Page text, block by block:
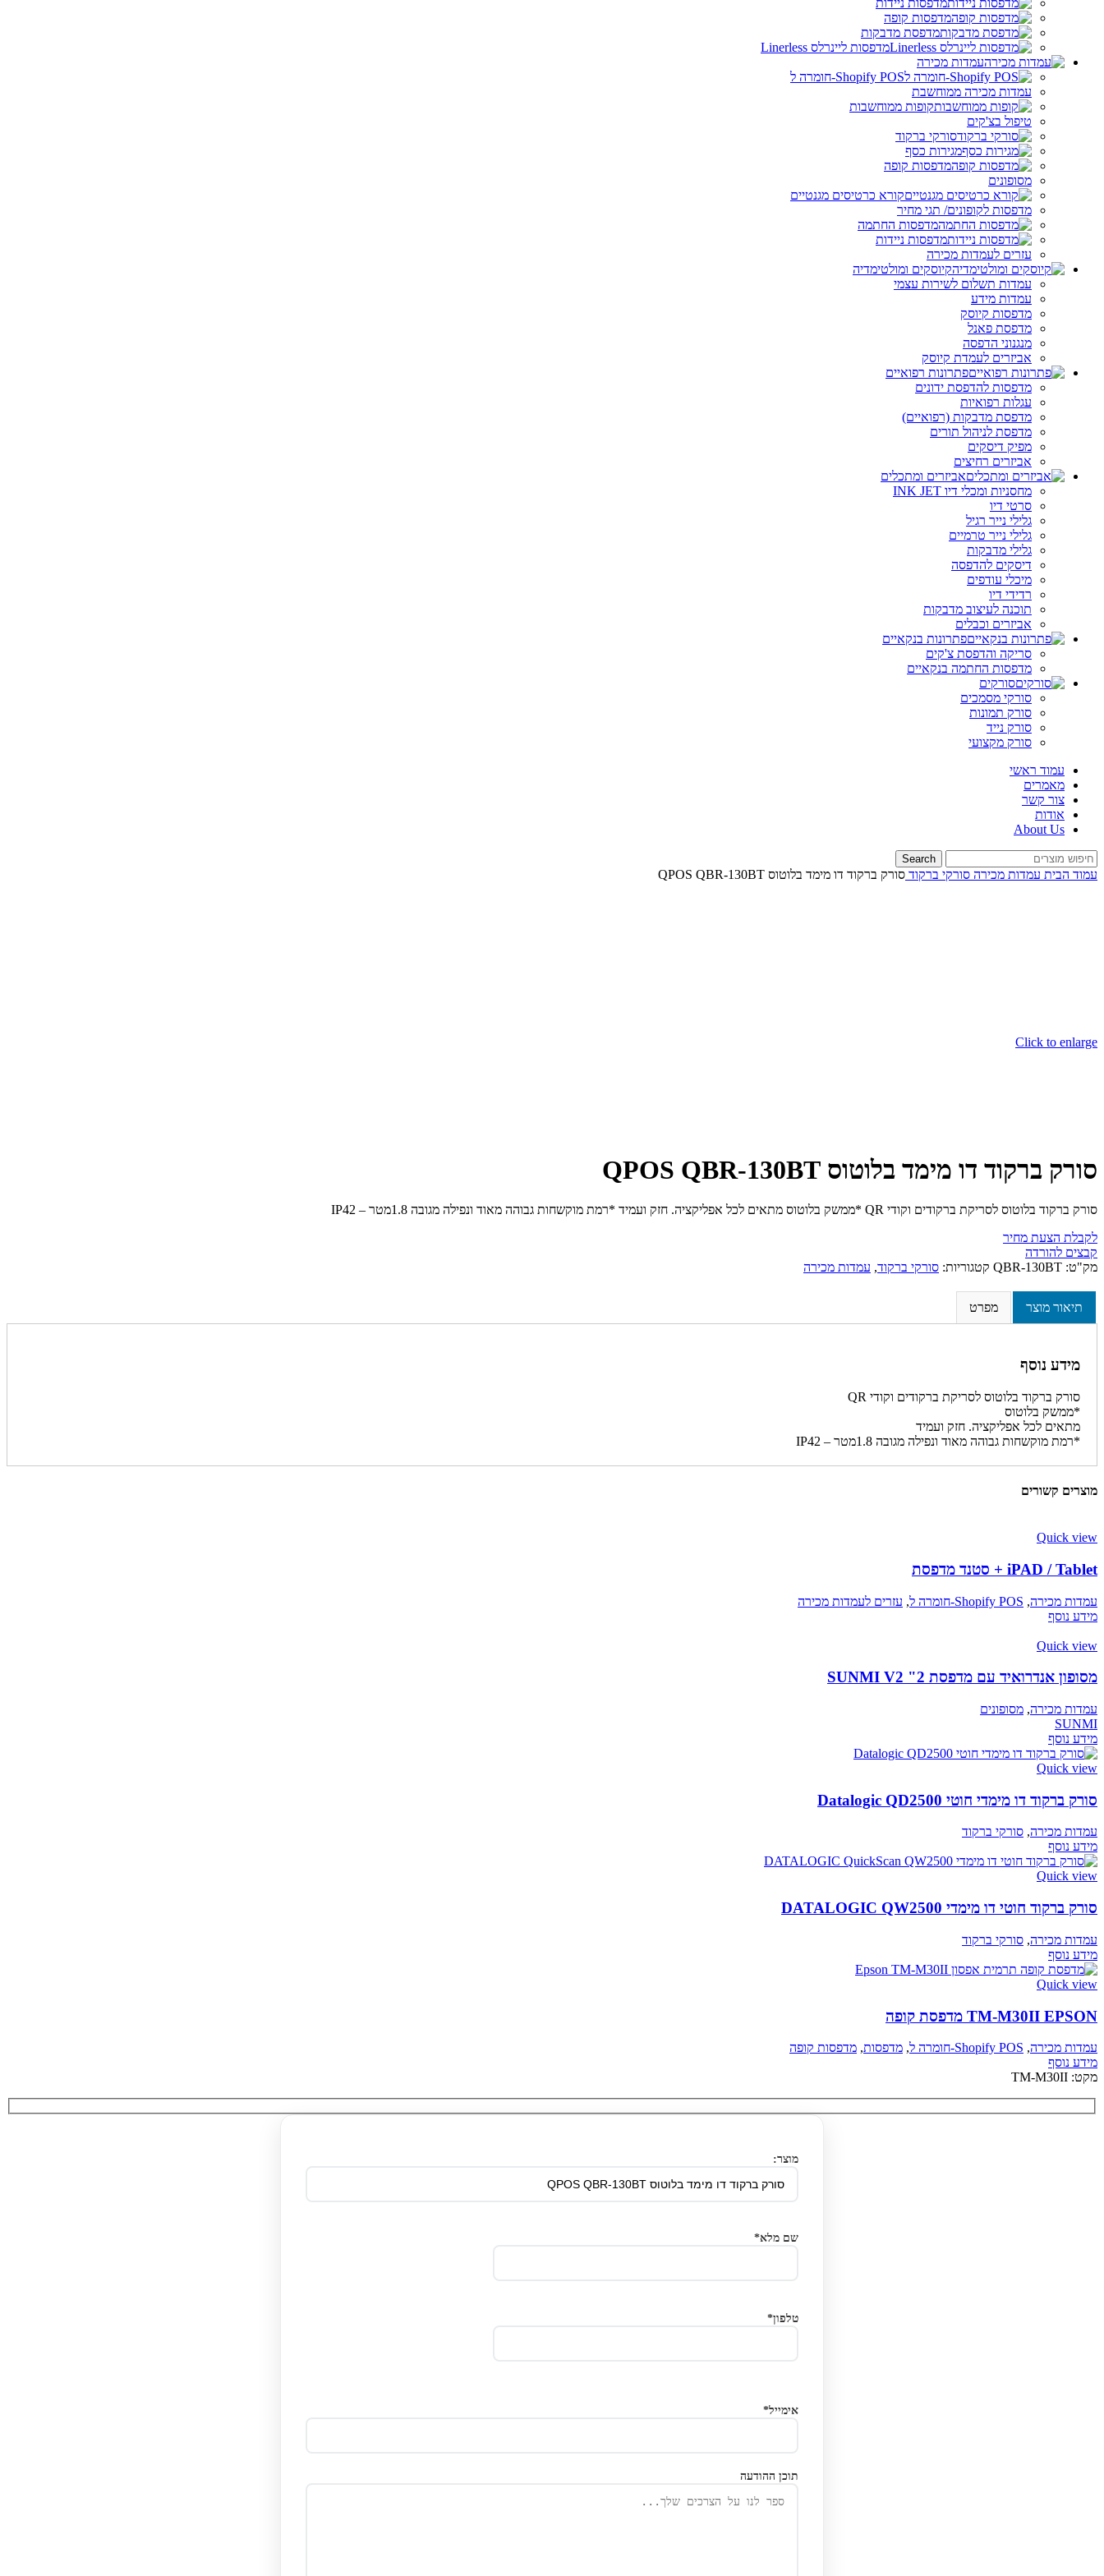
מדפסות ניידות
מדפסות קופה
מדפסת מדבקות
מדפסות ליינרלס Linerless
עמדות מכירה
Shopify POS-חומרה ל
עמדות מכירה ממוחשבת
קופות ממוחשבות
טיפול בצ'קים
סורקי ברקוד
מגירות כסף
מדפסות קופה
מסופונים
קורא כרטיסים מגנטיים
מדפסות לקופונים/ תגי מחיר
מדפסות החתמה
מדפסות ניידות
עזרים לעמדות מכירה
קיוסקים ומולטימדיה
עמדות תשלום לשירות עצמי
עמדות מידע
מדפסות קיוסק
מדפסת פאנל
מנגנוני הדפסה
אביזרים לעמדת קיוסק
פתרונות רפואיים
מדפסות להדפסת ידונים
עגלות רפואיות
מדפסת מדבקות (רפואיים)
מדפסת לניהול תורים
מפיק דיסקים
אביזרים רחיצים
אביזרים ומתכלים
מחסניות ומכלי דיו INK JET
סרטי דיו
גלילי נייר רגיל
גלילי נייר טרמיים
גלילי מדבקות
דיסקים להדפסה
מיכלי עודפים
רדידי דיו
תוכנה לעיצוב מדבקות
אביזרים וכבלים
פתרונות בנקאיים
סריקה והדפסת צ'קים
מדפסות החתמה בנקאיים
סורקים
סורקי מסמכים
סורק תמונות
סורק נייד
סורק מקצועי
עמוד ראשי
מאמרים
צור קשר
אודות
About Us
Search
עמוד הבית עמדות מכירה סורקי ברקוד סורק ברקוד דו מימד בלוטוס QPOS QBR-130BT
Click to enlarge
סורק ברקוד דו מימד בלוטוס QPOS QBR-130BT
סורק ברקוד בלוטוס לסריקת ברקודים וקודי QR *ממשק בלוטוס מתאים לכל אפליקציה. חזק ועמיד *רמת מוקשחות גבוהה מאוד ונפילה מגובה 1.8מטר – IP42
לקבלת הצעת מחיר
קבצים להורדה
מק"ט: QBR-130BT קטגוריות: סורקי ברקוד, עמדות מכירה
תיאור מוצר מפרט
מידע נוסף
סורק ברקוד בלוטוס לסריקת ברקודים וקודי QR
*ממשק בלוטוס
מתאים לכל אפליקציה. חזק ועמיד
*רמת מוקשחות גבוהה מאוד ונפילה מגובה 1.8מטר – IP42
מוצרים קשורים
Quick view
iPAD / Tablet + סטנד מדפסת
עמדות מכירה, Shopify POS-חומרה ל , עזרים לעמדות מכירה
מידע נוסף
Quick view
מסופון אנדרואיד עם מדפסת 2" SUNMI V2
עמדות מכירה, מסופונים
SUNMI
מידע נוסף
Quick view
סורק ברקוד דו מימדי חוטי Datalogic QD2500
עמדות מכירה, סורקי ברקוד
מידע נוסף
Quick view
סורק ברקוד חוטי דו מימדי DATALOGIC QW2500
עמדות מכירה, סורקי ברקוד
מידע נוסף
Quick view
TM-M30II EPSON מדפסת קופה
עמדות מכירה, Shopify POS-חומרה ל , מדפסות, מדפסות קופה
מידע נוסף
מקט: TM-M30II
מוצר:
שם מלא*
טלפון*
אימייל*
תוכן ההודעה